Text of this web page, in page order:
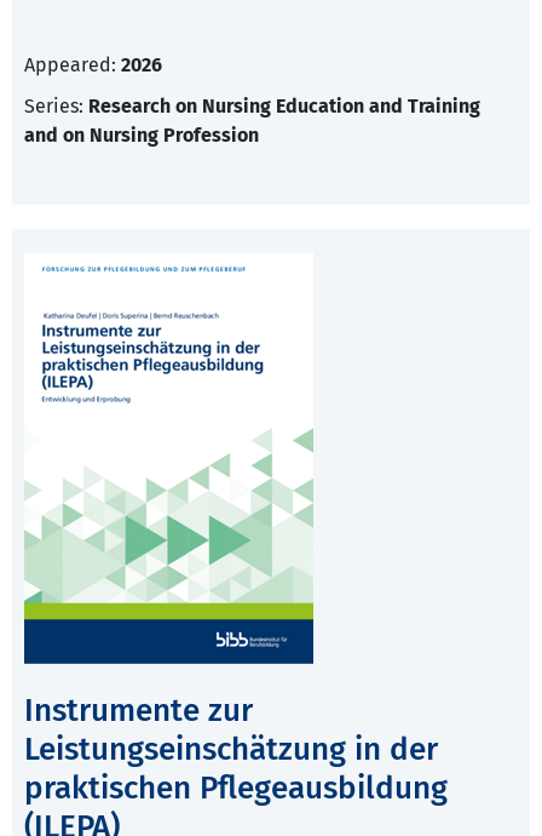
Appeared: 2026
Series: Research on Nursing Education and Training
and on Nursing Profession
Instrumente zur
Leistungseinschätzung in der
praktischen Pflegeausbildung
(ILEPA)